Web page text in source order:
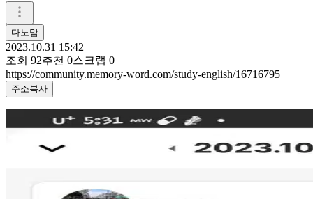
다노맘
2023.10.31 15:42
조회 92추천 0스크랩 0
https://community.memory-word.com/study-english/16716795
주소복사